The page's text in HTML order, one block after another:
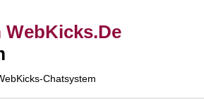
Chatsystem